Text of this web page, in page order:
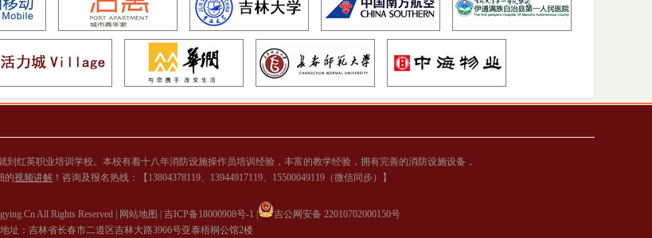
到红英职业培训学校。本校有着十八年消防设施操作员培训经验，丰富的教学经验，拥有完善的消防设施设备，
的视频讲解 ！咨询及报名热线：【13804378119、13944917119、15500049119（微信同步）】
All Rights Reserved | 网站地图 | 吉ICP备18000908号-1 |
吉公网安备 22010702000150号
址：吉林省长春市二道区吉林大路3966号亚泰梧桐公馆2楼